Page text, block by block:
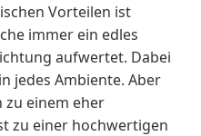
Vorteilen ist
immer ein edles
aufwertet. Dabei
jedes Ambiente. Aber
zu einem eher
zu einer hochwertigen